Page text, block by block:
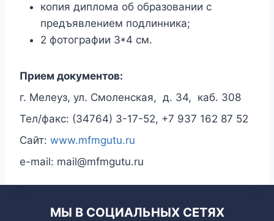
копия диплома об образовании с
предъявлением подлинника;
2 фотографии 3*4 см.
Прием документов:
г. Мелеуз, ул. Смоленская, д. 34, каб. 308
Тел/факс: (34764) 3-17-52, +7 937 162 87 52
Сайт: www.mfmgutu.ru
e-mail: mail@mfmgutu.ru
МЫ В СОЦИАЛЬНЫХ СЕТЯХ